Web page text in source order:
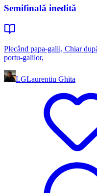
Semifinală inedită
Plecând papa-galii, Chiar
portu-galilor,
LGLaurentiu Ghita